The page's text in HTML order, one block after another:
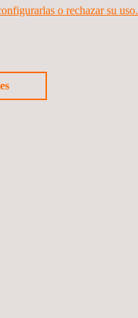
beneficios:
o rechazar su uso.